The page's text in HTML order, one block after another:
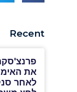
Recent
לאחר